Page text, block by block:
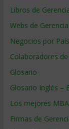
Libros de
Webs de Gerencia
Negocios por País
Colaboradores
Glosario
Glosario Inglés –
Los mejores MBA
Firmas de